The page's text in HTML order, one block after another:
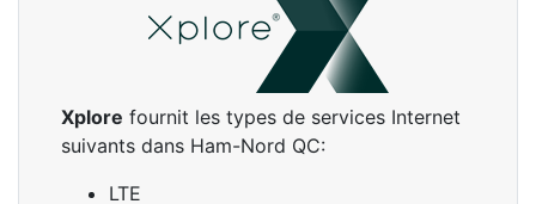
Xplore fournit les types de services Internet
suivants dans Ham-Nord QC:
LTE